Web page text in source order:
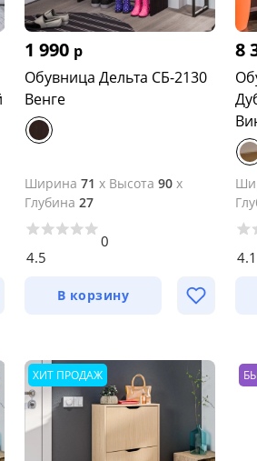
1 990 р
Обувница Дельта СБ-2130
Венге
Ширина 71 x Высота 90 x
Глубина 27
4.5
0
В корзину
8
4.1
ХИТ ПРОДАЖ